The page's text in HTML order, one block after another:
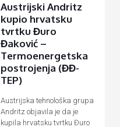
Austrijski Andritz
kupio hrvatsku
tvrtku Đuro
Đaković –
Termoenergetska
postrojenja (ĐĐ-
TEP)
Austrijska tehnološka grupa
Andritz objavila je da je
kupila hrvatsku tvrtku Đuro